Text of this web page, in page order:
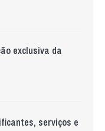
exclusiva da
serviços e